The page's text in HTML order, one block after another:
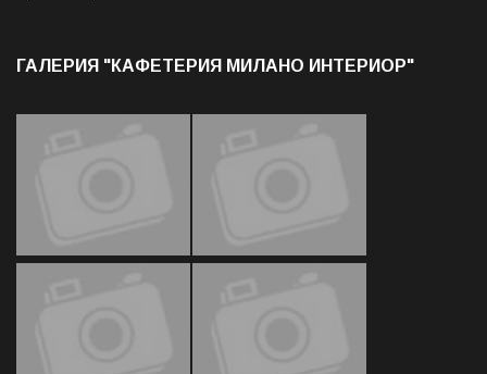
ГАЛЕРИЯ "КАФЕТЕРИЯ МИЛАНО ИНТЕРИОР"